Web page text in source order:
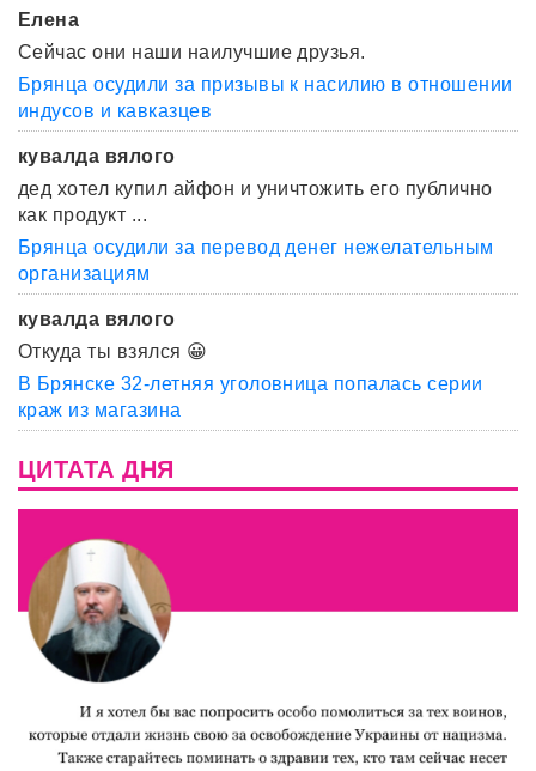
Елена
Сейчас они наши наилучшие друзья.
Брянца осудили за призывы к насилию в отношении
индусов и кавказцев
кувалда вялого
дед хотел купил айфон и уничтожить его публично
как продукт ...
Брянца осудили за перевод денег нежелательным
организациям
кувалда вялого
Откуда ты взялся 😀
В Брянске 32-летняя уголовница попалась серии
краж из магазина
ЦИТАТА ДНЯ